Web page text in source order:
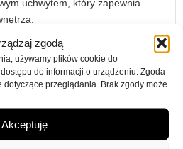
zgodą
używamy plików cookie do
do informacji o urządzeniu. Zgoda
przeglądania. Brak zgody może
Akceptuję
uchwytem, który zapewnia
wygodne przechowywanie
spożywczych i akcesoriów
gwarantują płynne
dzięki dołączonej